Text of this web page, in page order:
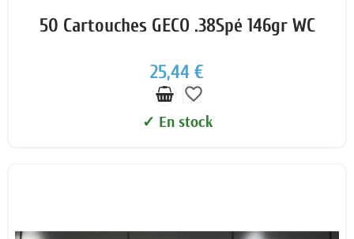
50 Cartouches GECO .38Spé 146gr WC
25,44 €
favorite_border
✓ En stock